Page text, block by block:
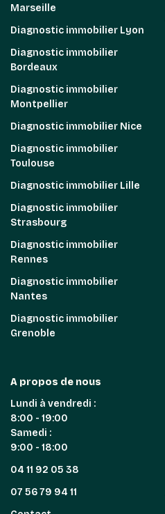
Marseille
Diagnostic immobilier Lyon
Diagnostic immobilier
Bordeaux
Diagnostic immobilier
Montpellier
Diagnostic immobilier Nice
Diagnostic immobilier
Toulouse
Diagnostic immobilier Lille
Diagnostic immobilier
Strasbourg
Diagnostic immobilier
Rennes
Diagnostic immobilier
Nantes
Diagnostic immobilier
Grenoble
A propos de nous
Lundi à vendredi :
8:00 - 19:00
Samedi :
9:00 - 18:00
04 11 92 05 38
07 56 79 94 11